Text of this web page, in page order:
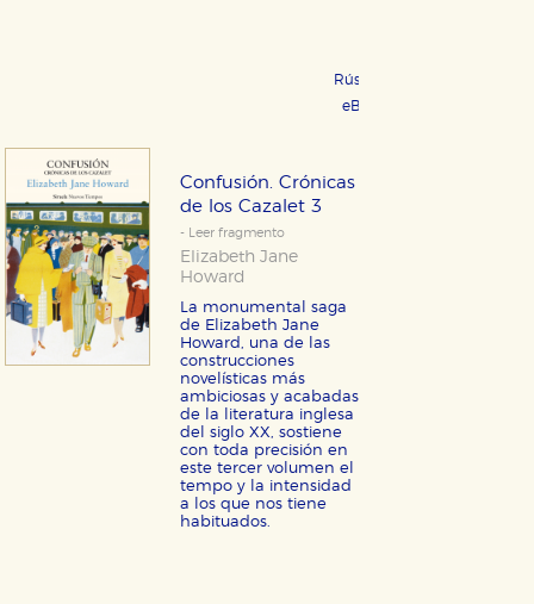
Rústica 26,00 €
eBook 11,99 €
Confusión. Crónicas
de los Cazalet 3
- Leer fragmento
Elizabeth Jane
Howard
La monumental saga
de Elizabeth Jane
Howard, una de las
construcciones
novelísticas más
ambiciosas y acabadas
de la literatura inglesa
del siglo XX, sostiene
con toda precisión en
este tercer volumen el
tempo y la intensidad
a los que nos tiene
habituados.